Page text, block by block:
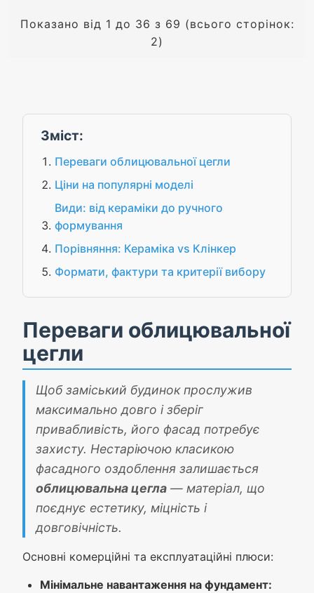
Показано від 1 до 36 з 69 (всього сторінок:
2)
Зміст:
Переваги облицювальної цегли
Ціни на популярні моделі
Види: від кераміки до ручного
формування
Порівняння: Кераміка vs Клінкер
Формати, фактури та критерії вибору
Переваги облицювальної
цегли
Щоб заміський будинок прослужив
максимально довго і зберіг
привабливість, його фасад потребує
захисту. Нестаріючою класикою
фасадного оздоблення залишається
облицювальна цегла — матеріал, що
поєднує естетику, міцність і
довговічність.
Основні комерційні та експлуатаційні плюси:
Мінімальне навантаження на фундамент: